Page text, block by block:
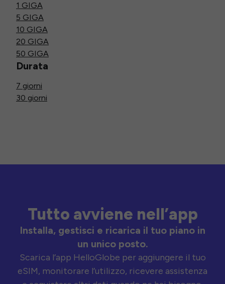
1 GIGA
5 GIGA
10 GIGA
20 GIGA
50 GIGA
Durata
7 giorni
30 giorni
Tutto avviene nell’app
Installa, gestisci e ricarica il tuo piano in
un unico posto.
Scarica l’app HelloGlobe per aggiungere il tuo
eSIM, monitorare l’utilizzo, ricevere assistenza